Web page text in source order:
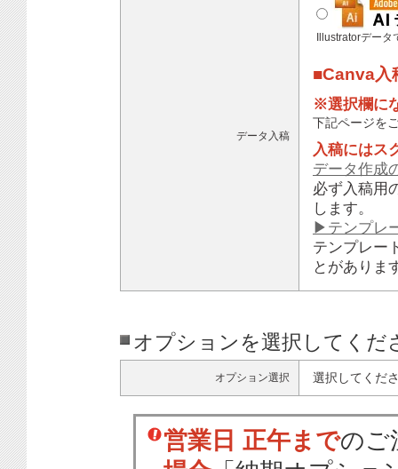
データ入稿
Illustratorデータ
■Canva入
※選択欄に
下記ページを
入稿にはス
データ作成
必ず入稿用
します。
▶テンプレ
テンプレー
とがありま
オプションを選択してくだ
オプション選択 選択してくだ
営業日 正午までのご